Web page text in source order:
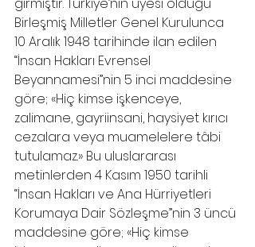
Birleşmiş Milletler Genel Kurulunca
10 Aralık 1948 tarihinde ilan edilen
“İnsan Hakları Evrensel
Beyannamesi”nin 5 inci maddesine
göre; «Hiç kimse işkenceye,
zalimane, gayriinsani, haysiyet kırıcı
cezalara veya muamelelere tâbi
tutulamaz.» Bu uluslararası
metinlerden 4 Kasım 1950 tarihli
“İnsan Hakları ve Ana Hürriyetleri
Korumaya Dair Sözleşme”nin 3 üncü
maddesine göre; «Hiç kimse